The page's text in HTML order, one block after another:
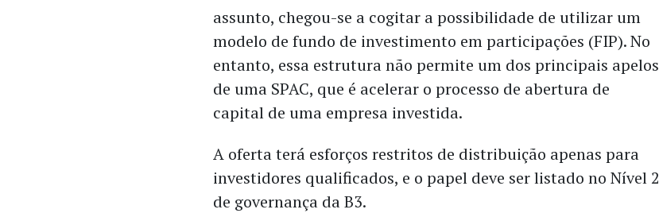
assunto, chegou-se a cogitar a possibilidade de utilizar um
modelo de fundo de investimento em participações (FIP). No
entanto, essa estrutura não permite um dos principais apelos
de uma SPAC, que é acelerar o processo de abertura de
capital de uma empresa investida.
A oferta terá esforços restritos de distribuição apenas para
investidores qualificados, e o papel deve ser listado no Nível 2
de governança da B3.